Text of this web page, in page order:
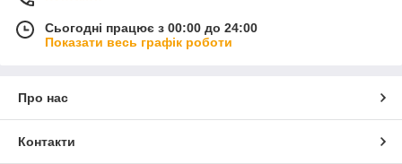
Сьогодні працює з 00:00 до 24:00
Показати весь графік роботи
Про нас
Контакти